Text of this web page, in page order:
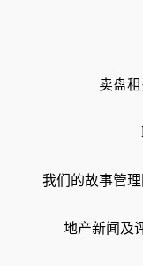
卖盘
我们的故事管
地产新闻及